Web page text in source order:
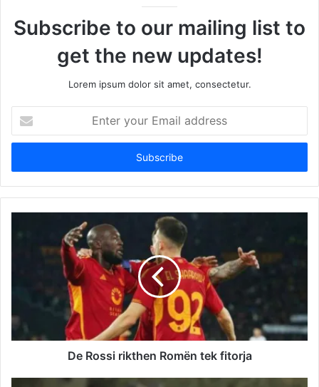
Subscribe to our mailing list to
get the new updates!
Lorem ipsum dolor sit amet, consectetur.
your
Email
De Rossi rikthen Romën tek fitorja